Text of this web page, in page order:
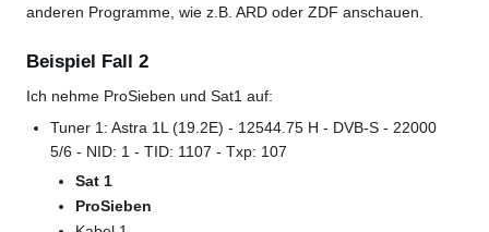
anderen Programme, wie z.B. ARD oder ZDF anschauen.
Beispiel Fall 2
Ich nehme ProSieben und Sat1 auf:
Tuner 1: Astra 1L (19.2E) - 12544.75 H - DVB-S - 22000
5/6 - NID: 1 - TID: 1107 - Txp: 107
Sat 1
ProSieben